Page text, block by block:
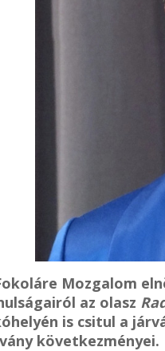
Mozgalom
az olasz
is csitul a
következményei.